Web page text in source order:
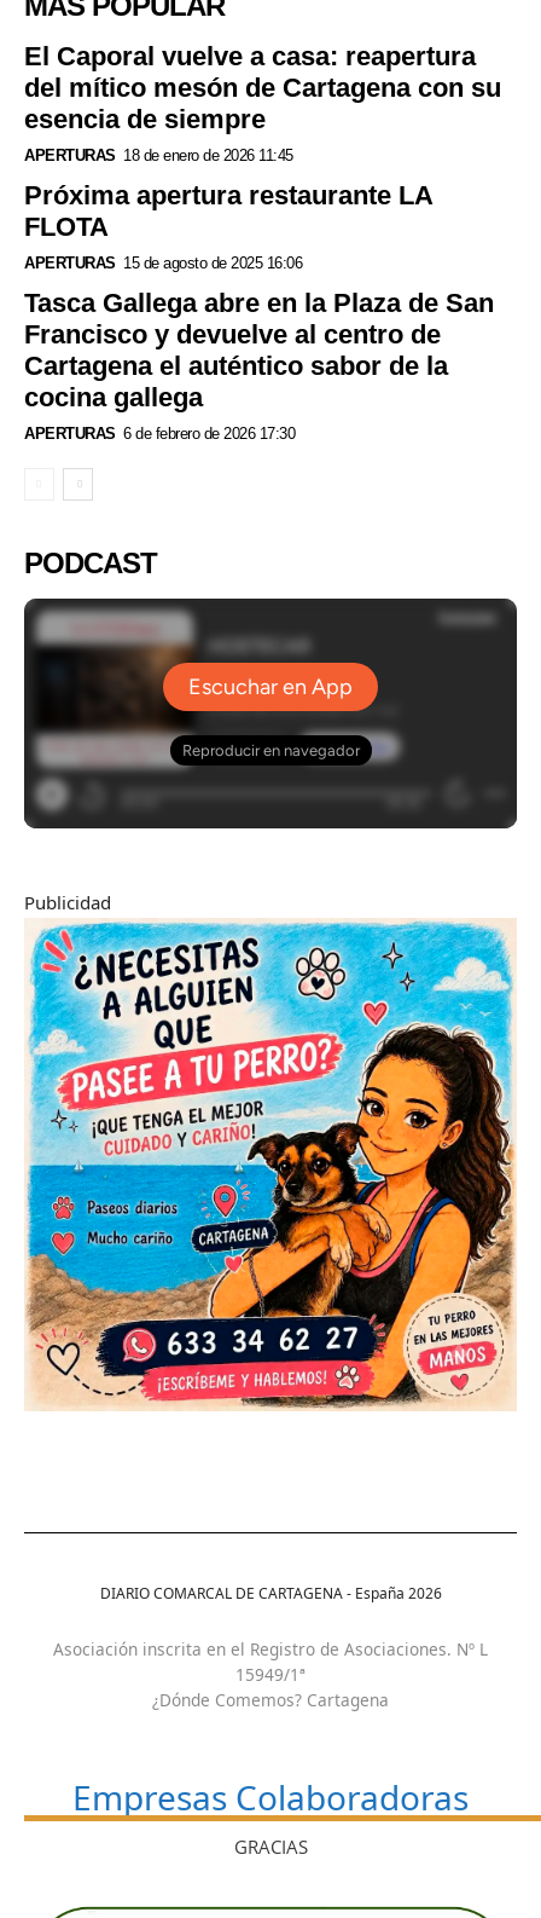
El Caporal vuelve a casa: reapertura
del mítico mesón de Cartagena con su
esencia de siempre
APERTURAS 18 de enero de 2026 11:45
Próxima apertura restaurante LA
FLOTA
APERTURAS 15 de agosto de 2025 16:06
Tasca Gallega abre en la Plaza de San
Francisco y devuelve al centro de
Cartagena el auténtico sabor de la
cocina gallega
APERTURAS 6 de febrero de 2026 17:30
PODCAST
Publicidad
DIARIO COMARCAL DE CARTAGENA - España 2026
Asociación inscrita en el Registro de Asociaciones. Nº L
15949/1ª
¿Dónde Comemos? Cartagena
Empresas Colaboradoras
GRACIAS